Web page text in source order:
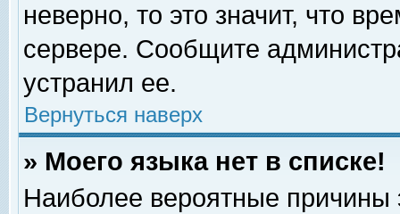
неверно, то это значит, что
сервере. Сообщите
устранил ее.
Вернуться наверх
» Моего языка нет в списке!
Наиболее вероятные причины